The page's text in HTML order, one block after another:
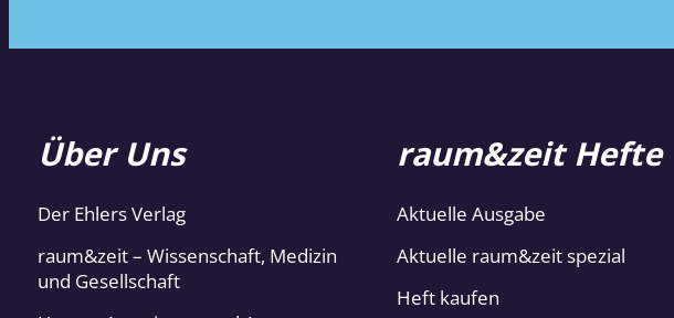
Über Uns
Der Ehlers Verlag
raum&zeit – Wissenschaft, Medizin
und Gesellschaft
raum&zeit Hefte
Aktuelle Ausgabe
Aktuelle raum&zeit spezial
Heft kaufen